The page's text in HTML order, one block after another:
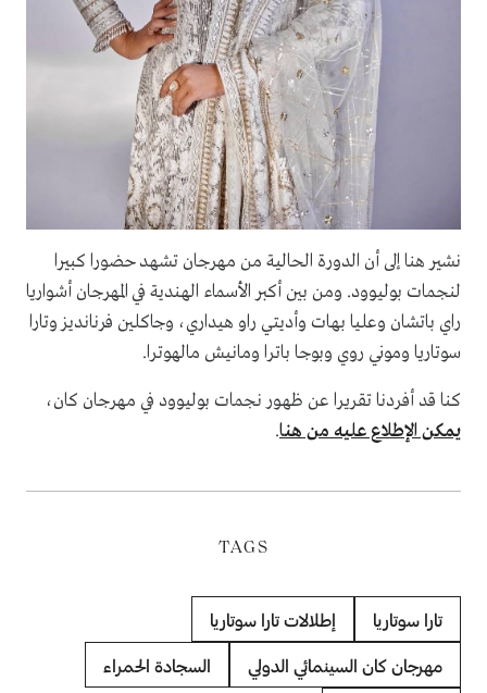
نشير هنا إلى أن الدورة الحالية من مهرجان تشهد حضورا كبيرا
لنجمات بوليوود. ومن بين أكبر الأسماء الهندية في المهرجان أشواريا
راي باتشان وعليا بهات وأديتي راو هيداري، وجاكلين فرنانديز وتارا
سوتاريا وموني روي وبوجا باترا ومانيش مالهوترا.
كنا قد أفردنا تقريرا عن ظهور نجمات بوليوود في مهرجان كان،
يمكن الإطلاع عليه من هنا.
TAGS
تارا سوتاريا إطلالات تارا سوتاريا
مهرجان كان السينمائي الدولي السجادة الحمراء